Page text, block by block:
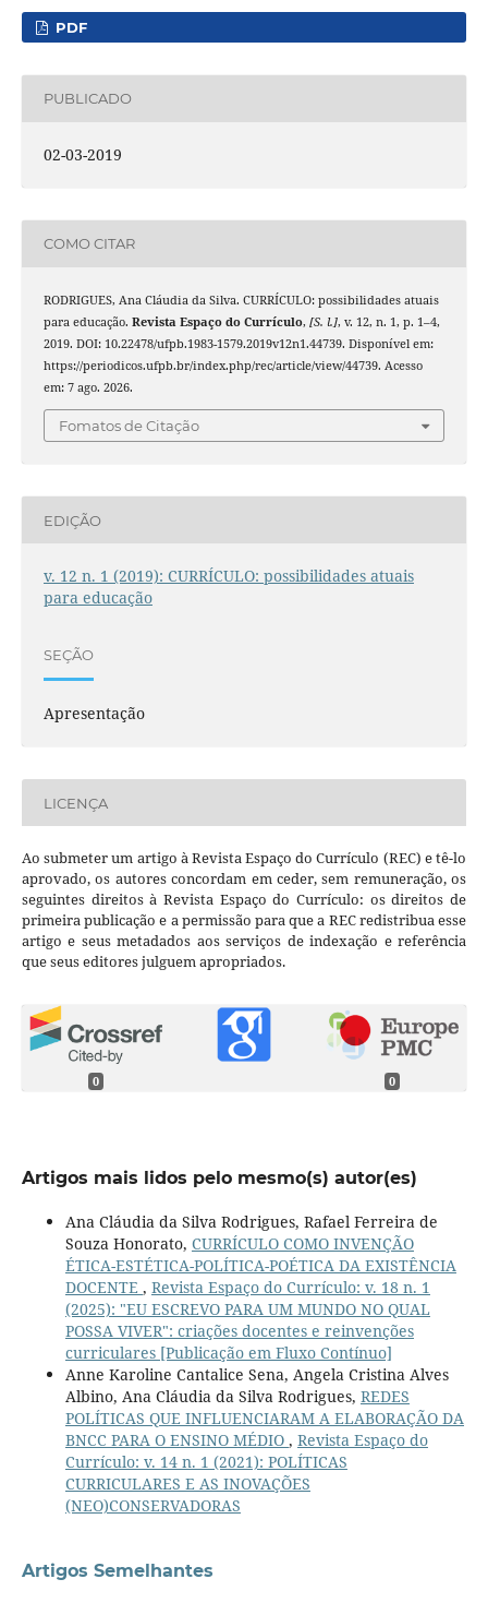
PDF
PUBLICADO
02-03-2019
COMO CITAR
RODRIGUES, Ana Cláudia da Silva. CURRÍCULO: possibilidades atuais
para educação. Revista Espaço do Currículo, [S. l.], v. 12, n. 1, p. 1–4,
2019. DOI: 10.22478/ufpb.1983-1579.2019v12n1.44739. Disponível em:
https://periodicos.ufpb.br/index.php/rec/article/view/44739. Acesso
em: 7 ago. 2026.
Fomatos de Citação
EDIÇÃO
v. 12 n. 1 (2019): CURRÍCULO: possibilidades atuais
para educação
SEÇÃO
Apresentação
LICENÇA
Ao submeter um artigo à Revista Espaço do Currículo (REC) e tê-lo
aprovado, os autores concordam em ceder, sem remuneração, os
seguintes direitos à Revista Espaço do Currículo: os direitos de
primeira publicação e a permissão para que a REC redistribua esse
artigo e seus metadados aos serviços de indexação e referência
que seus editores julguem apropriados.
0 0
Artigos mais lidos pelo mesmo(s) autor(es)
Ana Cláudia da Silva Rodrigues, Rafael Ferreira de
Souza Honorato, CURRÍCULO COMO INVENÇÃO
ÉTICA-ESTÉTICA-POLÍTICA-POÉTICA DA EXISTÊNCIA
DOCENTE , Revista Espaço do Currículo: v. 18 n. 1
(2025): "EU ESCREVO PARA UM MUNDO NO QUAL
POSSA VIVER": criações docentes e reinvenções
curriculares [Publicação em Fluxo Contínuo]
Anne Karoline Cantalice Sena, Angela Cristina Alves
Albino, Ana Cláudia da Silva Rodrigues, REDES
POLÍTICAS QUE INFLUENCIARAM A ELABORAÇÃO DA
BNCC PARA O ENSINO MÉDIO , Revista Espaço do
Currículo: v. 14 n. 1 (2021): POLÍTICAS
CURRICULARES E AS INOVAÇÕES
(NEO)CONSERVADORAS
Artigos Semelhantes